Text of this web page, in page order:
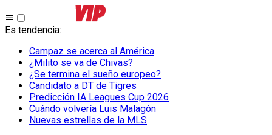
Es tendencia:
Campaz se acerca al América
¿Milito se va de Chivas?
¿Se termina el sueño europeo?
Candidato a DT de Tigres
Predicción IA Leagues Cup 2026
Cuándo volvería Luis Malagón
Nuevas estrellas de la MLS